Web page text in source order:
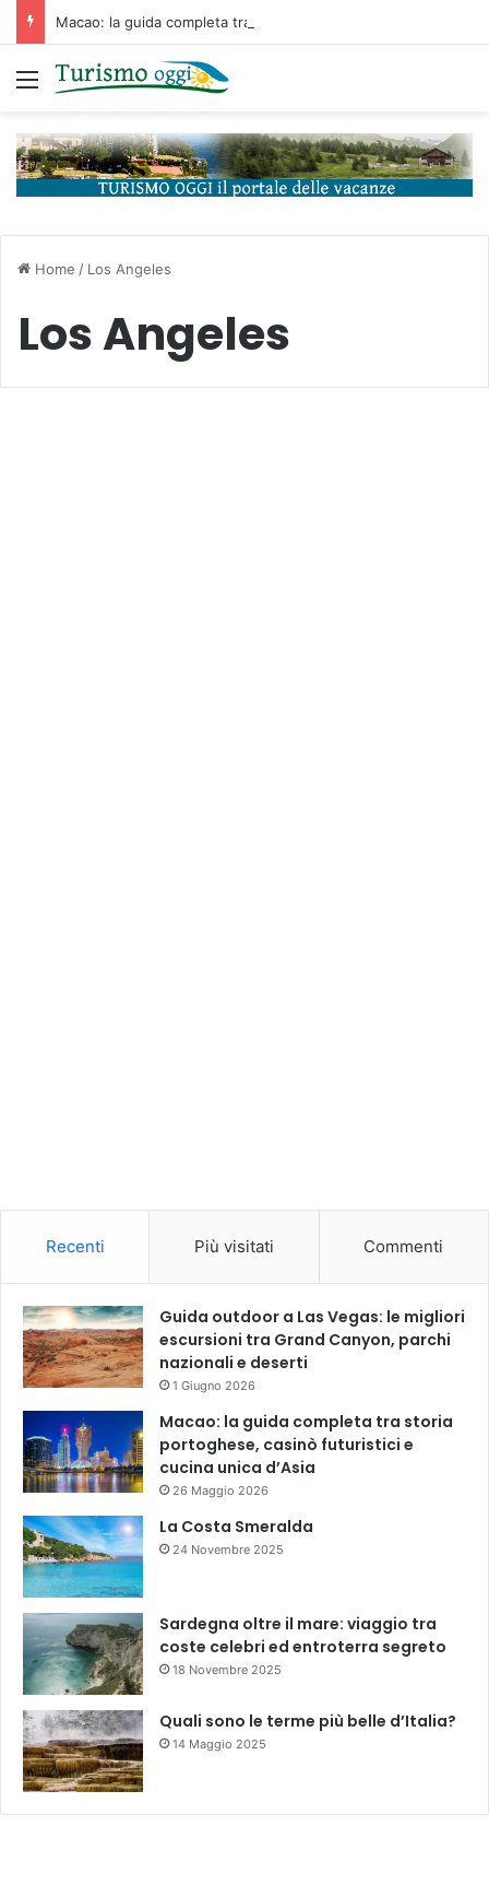
Menu
Home / Los Angeles
Los Angeles
Recenti Più visitati Commenti
Guida outdoor a Las Vegas: le migliori
escursioni tra Grand Canyon, parchi
nazionali e deserti
1 Giugno 2026
Macao: la guida completa tra storia
portoghese, casinò futuristici e
cucina unica d’Asia
26 Maggio 2026
La Costa Smeralda
24 Novembre 2025
Sardegna oltre il mare: viaggio tra
coste celebri ed entroterra segreto
18 Novembre 2025
Quali sono le terme più belle d’Italia?
14 Maggio 2025